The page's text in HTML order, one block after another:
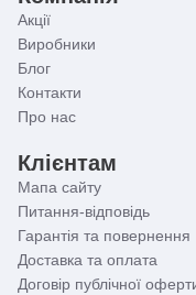
Акції
Виробники
Блог
Контакти
Про нас
Клієнтам
Мапа сайту
Питання-відповідь
Гарантія та повернення
Доставка та оплата
Договір публічної